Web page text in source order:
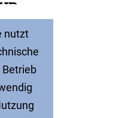
Ländern in
Je nach
Land, in
ist, einen
mehrere)
nutzt
Betrieb